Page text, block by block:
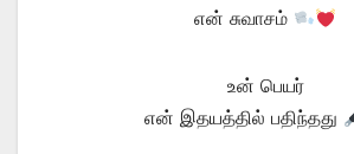
என் சுவாசம்
உன் பெயர்
என் இதயத்தில் பதிந்தது